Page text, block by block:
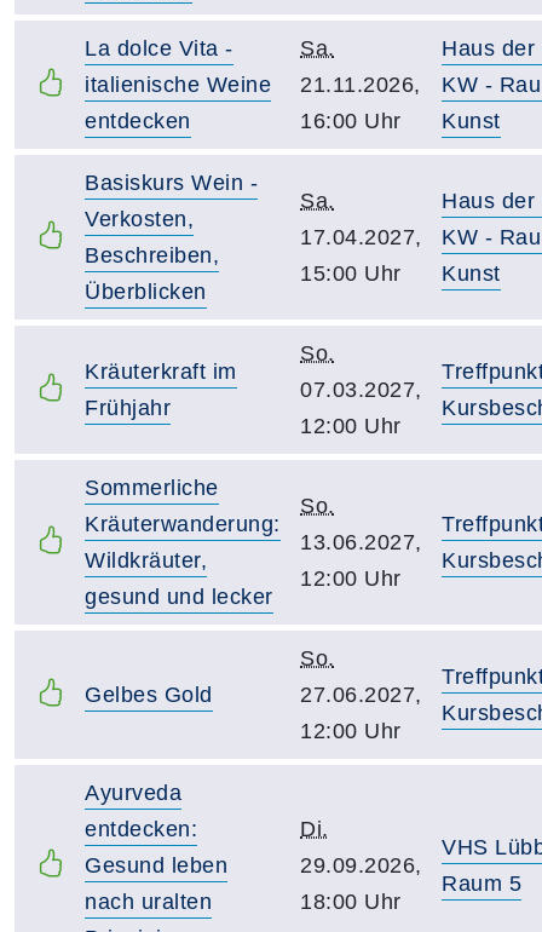
La dolce Vita -
italienische Weine
entdecken
Sa.
21.11.2026,
16:00 Uhr
Haus der
KW -
Kunst
Basiskurs Wein -
Verkosten,
Beschreiben,
Überblicken
Sa.
17.04.2027,
15:00 Uhr
Haus der
KW -
Kunst
Kräuterkraft im
Frühjahr
So.
07.03.2027,
12:00 Uhr
Sommerliche
Kräuterwanderung:
Wildkräuter,
gesund und lecker
So.
13.06.2027,
12:00 Uhr
Gelbes Gold
So.
27.06.2027,
12:00 Uhr
Ayurveda
entdecken:
Gesund leben
nach uralten
Di.
29.09.2026,
18:00 Uhr
VHS
Raum 5